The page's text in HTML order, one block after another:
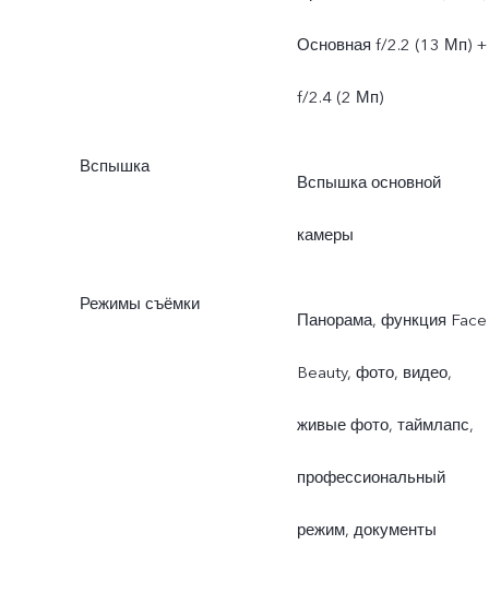
Основная f/2.2 (13 Мп) +
f/2.4 (2 Мп)
Вспышка
Вспышка основной
камеры
Режимы съёмки
Панорама, функция Face
Beauty, фото, видео,
живые фото, таймлапс,
профессиональный
режим, документы